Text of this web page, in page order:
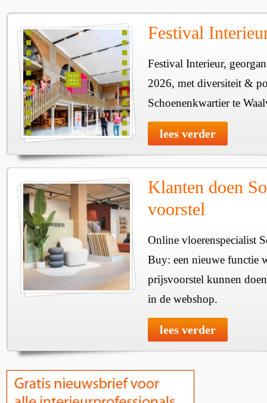
Festival
Festival Interieur,
2026, met diversiteit &
Schoenenkwartier te
lees verder
Klanten doen
voorstel
Online vloerenspecialist
Buy: een nieuwe functie
prijsvoorstel kunnen
in de webshop.
lees verder